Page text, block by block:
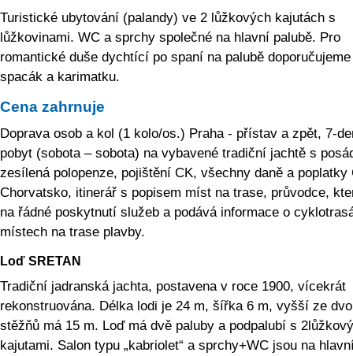
Turistické ubytování (palandy) ve 2 lůžkových kajutách s
lůžkovinami. WC a sprchy společné na hlavní palubě. Pro
romantické duše dychtící po spaní na palubě doporučujeme
spacák a karimatku.
Cena zahrnuje
Doprava osob a kol (1 kolo/os.) Praha - přístav a zpět, 7-
pobyt (sobota – sobota) na vybavené tradiční jachtě s
zesílená polopenze, pojištění CK, všechny daně a poplatky
Chorvatsko, itinerář s popisem míst na trase, průvodce,
na řádné poskytnutí služeb a podává informace o
místech na trase plavby.
Loď SRETAN
Tradiční jadranská jachta, postavena v roce 1900, vícekrát
rekonstruována. Délka lodi je 24 m, šířka 6 m, vyšší ze
stěžňů má 15 m. Loď má dvě paluby a podpalubí s
kajutami. Salon typu „kabriolet“ a sprchy+WC jsou na